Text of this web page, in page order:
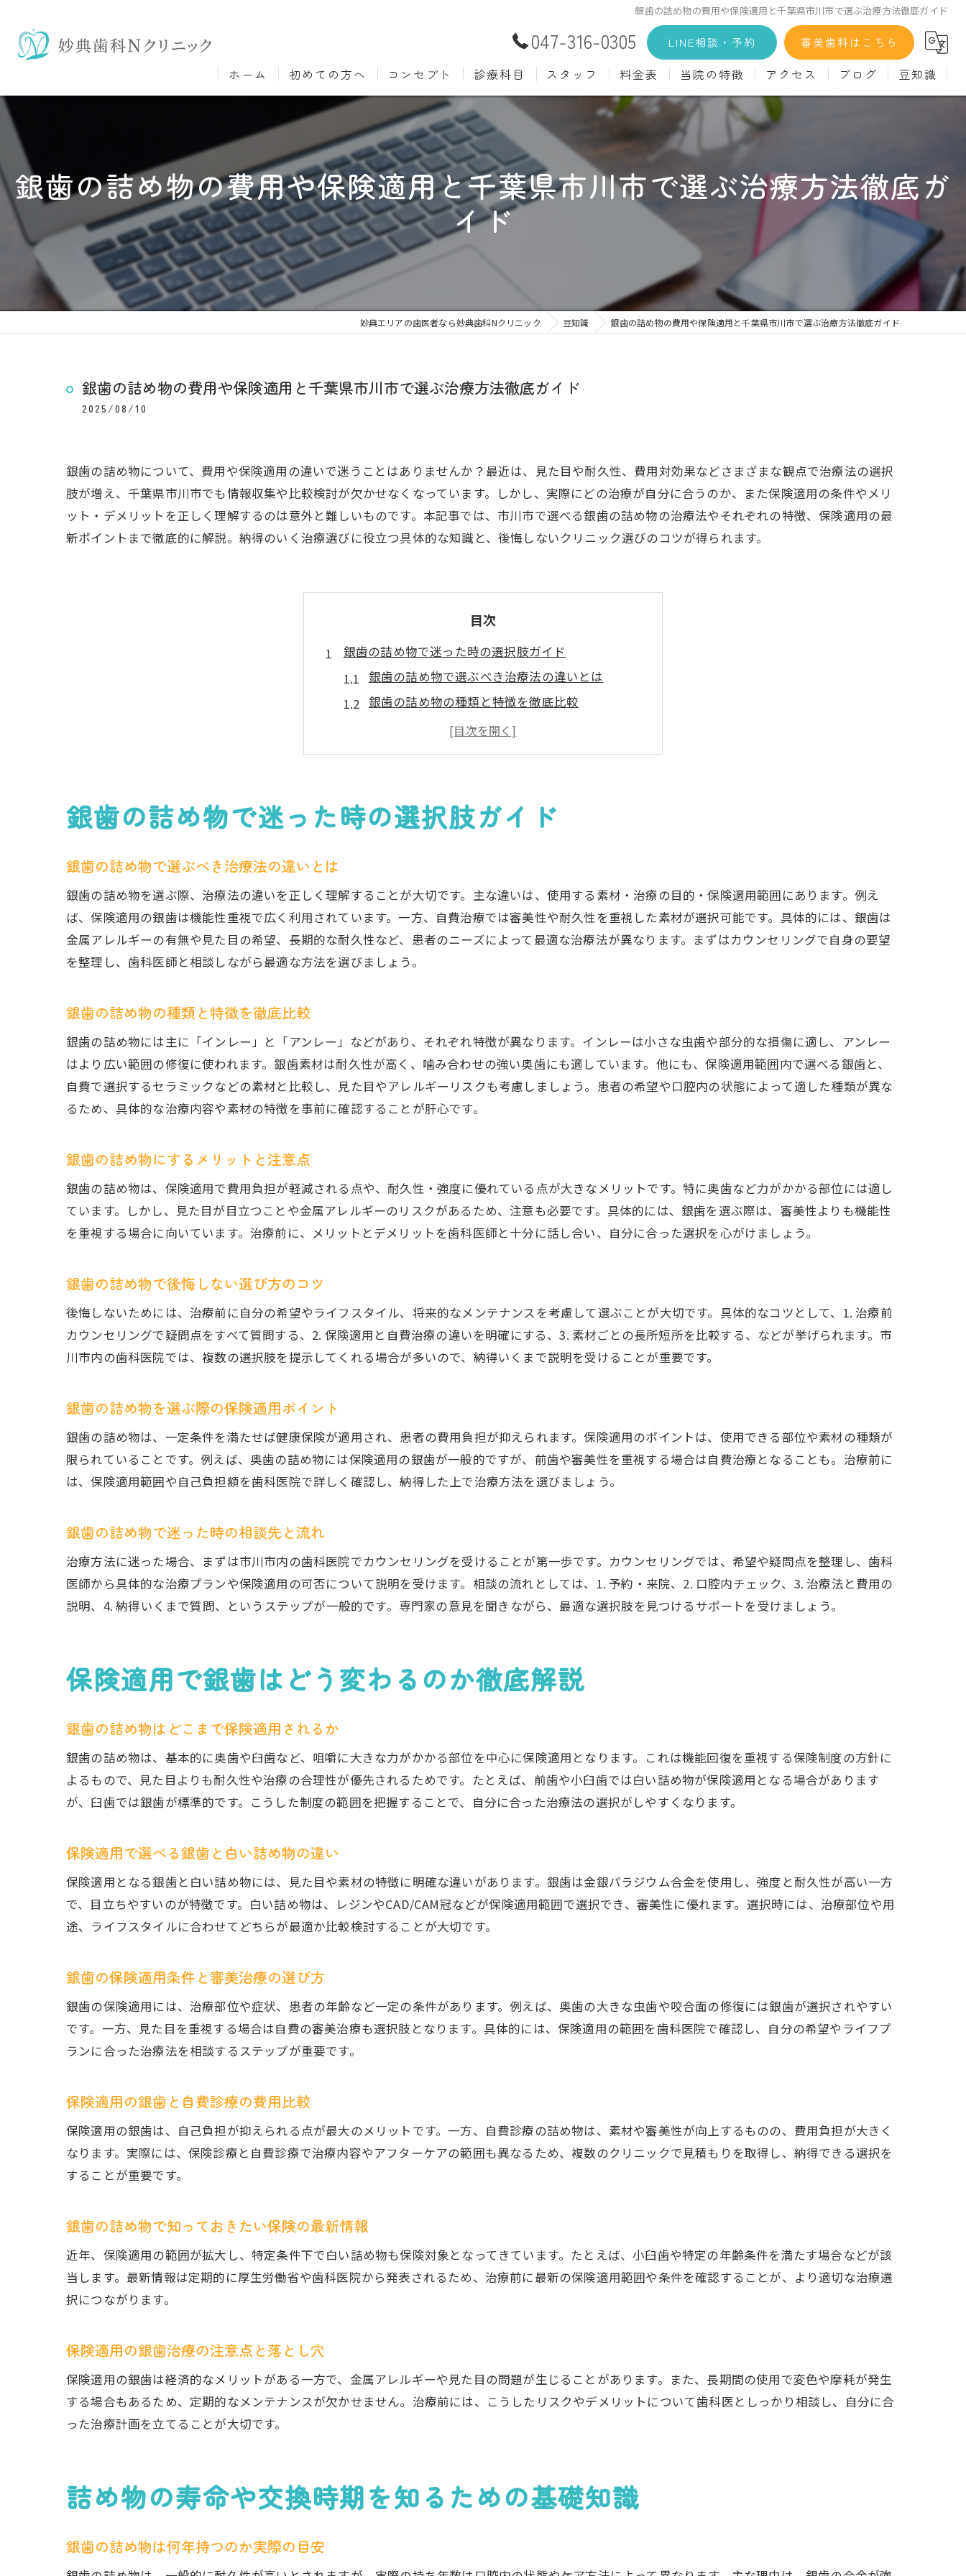
銀歯の詰め物の費用や保険適用と千葉県市川市で選ぶ治療方法徹底ガイド
047-316-0305 LINE相談・予約 審美歯科はこちら
ホーム 初めての方へ コンセプト 診療科目
むし歯治療 予防歯科
小児歯科 入れ歯(義歯)
口腔外科 歯周病治療
ホワイトニング
親知らず
大人の矯正 子どもの矯正
スタッフ 料金表
材料詳細
自費診療料金
当院の特徴
マウスピース矯正
インプラント
セラミック
施設基準
アクセス ブログ 豆知識
銀歯の詰め物の費用や保険適用と千葉県市川市で選ぶ治療方法徹底ガ
イド
妙典エリアの歯医者なら妙典歯科Nクリニック 豆知識 銀歯の詰め物の費用や保険適用と千葉県市川市で選ぶ治療方法徹底ガイド
銀歯の詰め物の費用や保険適用と千葉県市川市で選ぶ治療方法徹底ガイド
2025/08/10
銀歯の詰め物について、費用や保険適用の違いで迷うことはありませんか？最近は、見た目や耐久性、費用対効果などさまざまな観点で治療法の選択
肢が増え、千葉県市川市でも情報収集や比較検討が欠かせなくなっています。しかし、実際にどの治療が自分に合うのか、また保険適用の条件やメリ
ット・デメリットを正しく理解するのは意外と難しいものです。本記事では、市川市で選べる銀歯の詰め物の治療法やそれぞれの特徴、保険適用の最
新ポイントまで徹底的に解説。納得のいく治療選びに役立つ具体的な知識と、後悔しないクリニック選びのコツが得られます。
目次
銀歯の詰め物で迷った時の選択肢ガイド
銀歯の詰め物で選ぶべき治療法の違いとは
銀歯の詰め物の種類と特徴を徹底比較
銀歯の詰め物にするメリットと注意点
銀歯の詰め物で後悔しない選び方のコツ
銀歯の詰め物で迷った時の相談先と流れ
保険適用で銀歯はどう変わるのか徹底解説
銀歯の保険適用条件と審美治療の選び方
保険適用の銀歯と自費診療の費用比較
銀歯の詰め物で知っておきたい保険の最新情報
銀歯の詰め物の寿命と交換サインを解説
銀歯の詰め物が外れた時の対処法と注意点
詰め物の寿命を延ばすためのケア方法
銀歯を白くしたい人が知るべき保険の最新事情
銀歯を白くしたい場合の保険適用範囲とは
保険適用の白い詰め物の選択肢と条件
銀歯の詰め物を白くしたい人の注意点
最新保険制度で銀歯を白くするポイント総まとめ
市川市で銀歯治療を選ぶ際のチェックポイント
銀歯の詰め物治療で評判のクリニックの特徴
銀歯の詰め物の相談先と口コミの活用法
市川市で銀歯の詰め物相談時のチェックリスト
銀歯の詰め物の費用を保険と自費で比較
自費診療の銀歯と保険適用の違いを解説
銀歯の詰め物で費用対効果を考えるポイント
銀歯の詰め物治療で後悔しない費用選び
銀歯の詰め物の注意点とデメリットまとめ
銀歯と白い詰め物の違いを知って選択
銀歯の詰め物でよくあるトラブルを防ぐ方法
この一記事で分かる銀歯詰め物のすべてと賢い選び方
銀歯の詰め物に後悔しない選び方総まとめ
銀歯の詰め物で大切な費用と保険の知識
銀歯の詰め物に関するよくある質問と解説
銀歯の詰め物で納得できる治療法を見つける
銀歯の詰め物で迷った時の選択肢ガイド
銀歯の詰め物で選ぶべき治療法の違いとは
銀歯の詰め物を選ぶ際、治療法の違いを正しく理解することが大切です。主な違いは、使用する素材・治療の目的・保険適用範囲にあります。例え
ば、保険適用の銀歯は機能性重視で広く利用されています。一方、自費治療では審美性や耐久性を重視した素材が選択可能です。具体的には、銀歯は
金属アレルギーの有無や見た目の希望、長期的な耐久性など、患者のニーズによって最適な治療法が異なります。まずはカウンセリングで自身の要望
を整理し、歯科医師と相談しながら最適な方法を選びましょう。
銀歯の詰め物の種類と特徴を徹底比較
銀歯の詰め物には主に「インレー」と「アンレー」などがあり、それぞれ特徴が異なります。インレーは小さな虫歯や部分的な損傷に適し、アンレー
はより広い範囲の修復に使われます。銀歯素材は耐久性が高く、噛み合わせの強い奥歯にも適しています。他にも、保険適用範囲内で選べる銀歯と、
自費で選択するセラミックなどの素材と比較し、見た目やアレルギーリスクも考慮しましょう。患者の希望や口腔内の状態によって適した種類が異な
るため、具体的な治療内容や素材の特徴を事前に確認することが肝心です。
銀歯の詰め物にするメリットと注意点
銀歯の詰め物は、保険適用で費用負担が軽減される点や、耐久性・強度に優れている点が大きなメリットです。特に奥歯など力がかかる部位には適し
ています。しかし、見た目が目立つことや金属アレルギーのリスクがあるため、注意も必要です。具体的には、銀歯を選ぶ際は、審美性よりも機能性
を重視する場合に向いています。治療前に、メリットとデメリットを歯科医師と十分に話し合い、自分に合った選択を心がけましょう。
銀歯の詰め物で後悔しない選び方のコツ
後悔しないためには、治療前に自分の希望やライフスタイル、将来的なメンテナンスを考慮して選ぶことが大切です。具体的なコツとして、1. 治療前
カウンセリングで疑問点をすべて質問する、2. 保険適用と自費治療の違いを明確にする、3. 素材ごとの長所短所を比較する、などが挙げられます。市
川市内の歯科医院では、複数の選択肢を提示してくれる場合が多いので、納得いくまで説明を受けることが重要です。
銀歯の詰め物を選ぶ際の保険適用ポイント
銀歯の詰め物は、一定条件を満たせば健康保険が適用され、患者の費用負担が抑えられます。保険適用のポイントは、使用できる部位や素材の種類が
限られていることです。例えば、奥歯の詰め物には保険適用の銀歯が一般的ですが、前歯や審美性を重視する場合は自費治療となることも。治療前に
は、保険適用範囲や自己負担額を歯科医院で詳しく確認し、納得した上で治療方法を選びましょう。
銀歯の詰め物で迷った時の相談先と流れ
治療方法に迷った場合、まずは市川市内の歯科医院でカウンセリングを受けることが第一歩です。カウンセリングでは、希望や疑問点を整理し、歯科
医師から具体的な治療プランや保険適用の可否について説明を受けます。相談の流れとしては、1. 予約・来院、2. 口腔内チェック、3. 治療法と費用の
説明、4. 納得いくまで質問、というステップが一般的です。専門家の意見を聞きながら、最適な選択肢を見つけるサポートを受けましょう。
保険適用で銀歯はどう変わるのか徹底解説
銀歯の詰め物はどこまで保険適用されるか
銀歯の詰め物は、基本的に奥歯や臼歯など、咀嚼に大きな力がかかる部位を中心に保険適用となります。これは機能回復を重視する保険制度の方針に
よるもので、見た目よりも耐久性や治療の合理性が優先されるためです。たとえば、前歯や小臼歯では白い詰め物が保険適用となる場合があります
が、臼歯では銀歯が標準的です。こうした制度の範囲を把握することで、自分に合った治療法の選択がしやすくなります。
保険適用で選べる銀歯と白い詰め物の違い
保険適用となる銀歯と白い詰め物には、見た目や素材の特徴に明確な違いがあります。銀歯は金銀パラジウム合金を使用し、強度と耐久性が高い一方
で、目立ちやすいのが特徴です。白い詰め物は、レジンやCAD/CAM冠などが保険適用範囲で選択でき、審美性に優れます。選択時には、治療部位や用
途、ライフスタイルに合わせてどちらが最適か比較検討することが大切です。
銀歯の保険適用条件と審美治療の選び方
銀歯の保険適用には、治療部位や症状、患者の年齢など一定の条件があります。例えば、奥歯の大きな虫歯や咬合面の修復には銀歯が選択されやすい
です。一方、見た目を重視する場合は自費の審美治療も選択肢となります。具体的には、保険適用の範囲を歯科医院で確認し、自分の希望やライフプ
ランに合った治療法を相談するステップが重要です。
保険適用の銀歯と自費診療の費用比較
保険適用の銀歯は、自己負担が抑えられる点が最大のメリットです。一方、自費診療の詰め物は、素材や審美性が向上するものの、費用負担が大きく
なります。実際には、保険診療と自費診療で治療内容やアフターケアの範囲も異なるため、複数のクリニックで見積もりを取得し、納得できる選択を
することが重要です。
銀歯の詰め物で知っておきたい保険の最新情報
近年、保険適用の範囲が拡大し、特定条件下で白い詰め物も保険対象となってきています。たとえば、小臼歯や特定の年齢条件を満たす場合などが該
当します。最新情報は定期的に厚生労働省や歯科医院から発表されるため、治療前に最新の保険適用範囲や条件を確認することが、より適切な治療選
択につながります。
保険適用の銀歯治療の注意点と落とし穴
保険適用の銀歯は経済的なメリットがある一方で、金属アレルギーや見た目の問題が生じることがあります。また、長期間の使用で変色や摩耗が発生
する場合もあるため、定期的なメンテナンスが欠かせません。治療前には、こうしたリスクやデメリットについて歯科医としっかり相談し、自分に合
った治療計画を立てることが大切です。
詰め物の寿命や交換時期を知るための基礎知識
銀歯の詰め物は何年持つのか実際の目安